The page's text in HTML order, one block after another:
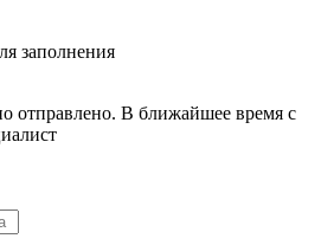
заполнения
отправлено. В ближайшее время с